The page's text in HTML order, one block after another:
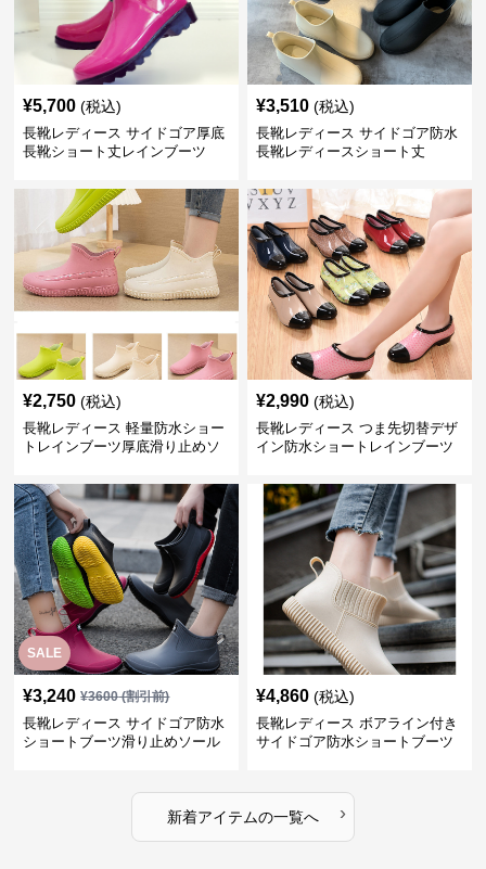
¥5,700 (税込)
長靴レディース サイドゴア厚底
長靴ショート丈レインブーツ
¥3,510 (税込)
長靴レディース サイドゴア防水
長靴レディースショート丈
¥2,750 (税込)
長靴レディース 軽量防水ショー
トレインブーツ厚底滑り止めソ
¥2,990 (税込)
長靴レディース つま先切替デザ
イン防水ショートレインブーツ
SALE
¥3,240 ¥3600(割引前)
長靴レディース サイドゴア防水
ショートブーツ滑り止めソール
¥4,860 (税込)
長靴レディース ボアライン付き
サイドゴア防水ショートブーツ
新着アイテムの一覧へ ›